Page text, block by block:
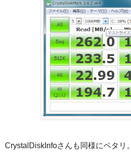
CrystalDiskInfoさんも同様にペタリ。